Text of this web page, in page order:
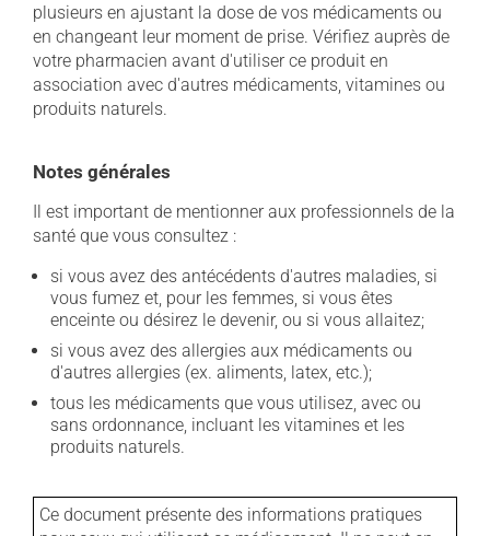
plusieurs en ajustant la dose de vos médicaments ou
en changeant leur moment de prise. Vérifiez auprès de
votre pharmacien avant d'utiliser ce produit en
association avec d'autres médicaments, vitamines ou
produits naturels.
Notes générales
Il est important de mentionner aux professionnels de la
santé que vous consultez :
si vous avez des antécédents d'autres maladies, si
vous fumez et, pour les femmes, si vous êtes
enceinte ou désirez le devenir, ou si vous allaitez;
si vous avez des allergies aux médicaments ou
d'autres allergies (ex. aliments, latex, etc.);
tous les médicaments que vous utilisez, avec ou
sans ordonnance, incluant les vitamines et les
produits naturels.
Ce document présente des informations pratiques